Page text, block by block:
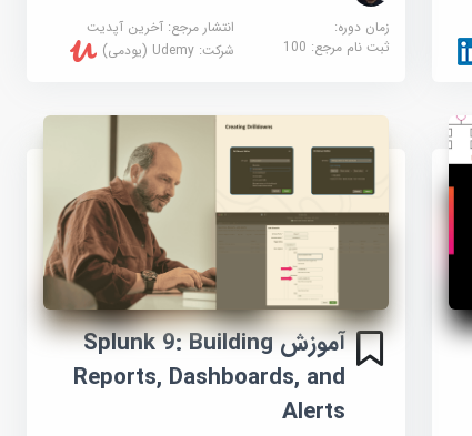
زمان دوره:
انتشار مرجع:آخرین آپدیت
ثبت نام مرجع: 100 شرکت:Udemy (یودمی)
آموزش Splunk 9: Building
Reports, Dashboards, and
Alerts